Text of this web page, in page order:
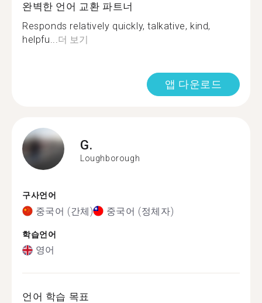
완벽한 언어 교환 파트너
Responds relatively quickly, talkative, kind,
helpfu...더 보기
앱 다운로드
G.
Loughborough
구사언어
중국어 (간체) 중국어 (정체자)
학습언어
영어
언어 학습 목표